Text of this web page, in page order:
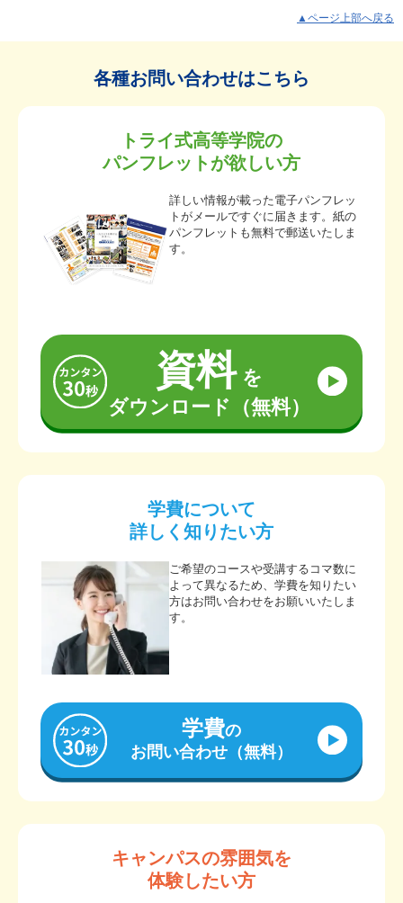
▲ページ上部へ戻る
各種お問い合わせはこちら
トライ式高等学院の
パンフレットが欲しい方
詳しい情報が載った電子パンフレッ
トがメールですぐに届きます。紙の
パンフレットも無料で郵送いたしま
す。
資料を
ダウンロード（無料）
学費について
詳しく知りたい方
ご希望のコースや受講するコマ数に
よって異なるため、学費を知りたい
方はお問い合わせをお願いいたしま
す。
学費の
お問い合わせ（無料）
キャンパスの雰囲気を
体験したい方